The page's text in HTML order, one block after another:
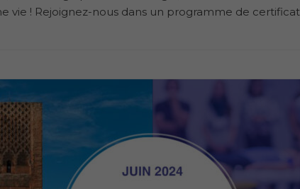
vie ! Rejoignez-nous dans un programme de